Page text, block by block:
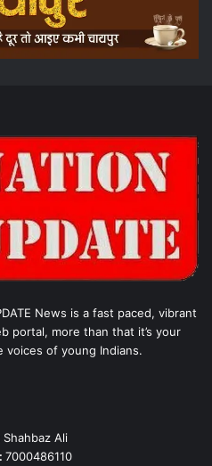
News is a fast paced, vibrant
portal, more than that it’s your
voices of young Indians.
Shahbaz Ali
7000486110